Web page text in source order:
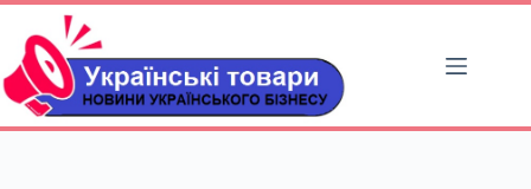
Перейти
вмісту